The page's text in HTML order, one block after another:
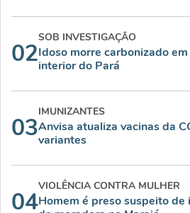
02
SOB INVESTIGAÇÃO
Idoso morre carbonizado
interior do Pará
03
IMUNIZANTES
Anvisa atualiza vacinas da
variantes
04
VIOLÊNCIA CONTRA MULHER
Homem é preso suspeito de